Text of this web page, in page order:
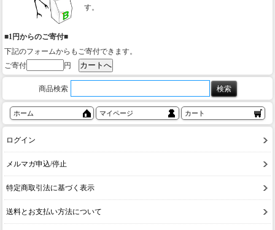
す。
■1円からのご寄付■
下記のフォームからもご寄付できます。
ご寄付
円
商品検索
ホーム マイページ カート
ログイン
メルマガ申込/停止
特定商取引法に基づく表示
送料とお支払い方法について